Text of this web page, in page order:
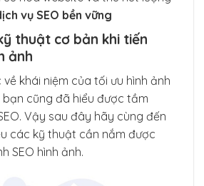
vụ SEO bền vững
thuật cơ bản khi tiến
ảnh
khái niệm của tối ưu hình ảnh
cũng đã hiểu được tầm
Vậy sau đây hãy cùng đến
các kỹ thuật cần nắm được
SEO hình ảnh.